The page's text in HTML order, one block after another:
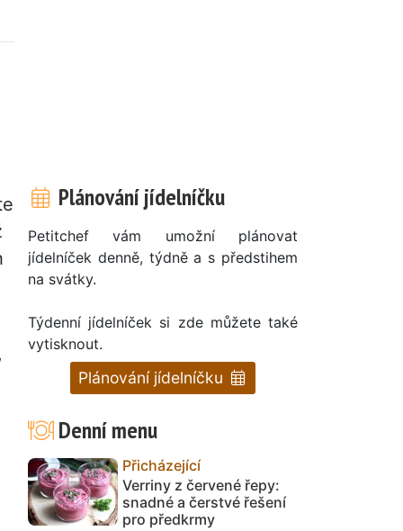
Plánování jídelníčku
Petitchef vám umožní plánovat
jídelníček denně, týdně a s předstihem
na svátky.
Týdenní jídelníček si zde můžete také
vytisknout.
Plánování jídelníčku
Denní menu
Přicházející
Verriny z červené řepy:
snadné a čerstvé řešení
pro předkrmy